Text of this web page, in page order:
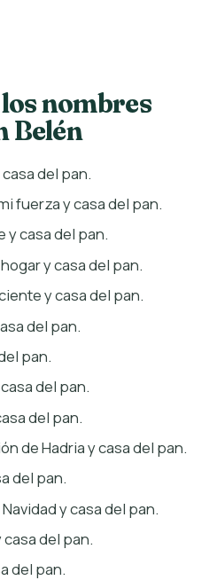
nombres
Belén
del pan.
fuerza y casa del pan.
y casa del pan.
y casa del pan.
y casa del pan.
del pan.
pan.
del pan.
del pan.
de Hadria y casa del pan.
del pan.
y casa del pan.
del pan.
del pan.